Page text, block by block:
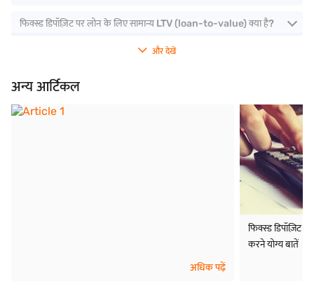
फिक्स्ड डिपॉज़िट पर लोन के लिए सामान्य LTV (loan-to-value) क्या है?
और देखें
अन्य आर्टिकल
अधिक पढ़ें
फिक्स्ड डिपॉज़िट
करने योग्य बातें